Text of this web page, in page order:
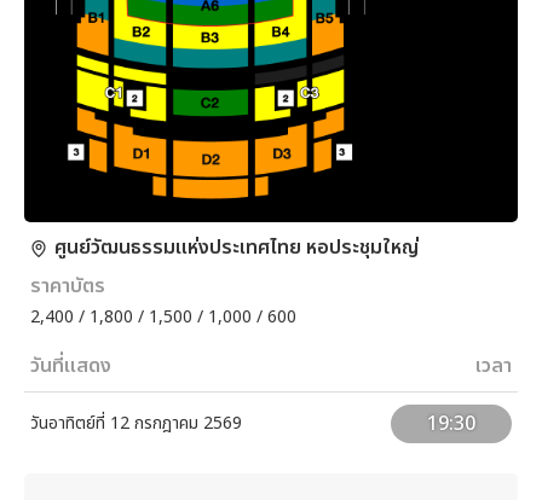
ศูนย์วัฒนธรรมแห่งประเทศไทย หอประชุมใหญ่
ราคาบัตร
2,400 / 1,800 / 1,500 / 1,000 / 600
วันที่แสดง เวลา
วันอาทิตย์ที่ 12 กรกฎาคม 2569 19:30